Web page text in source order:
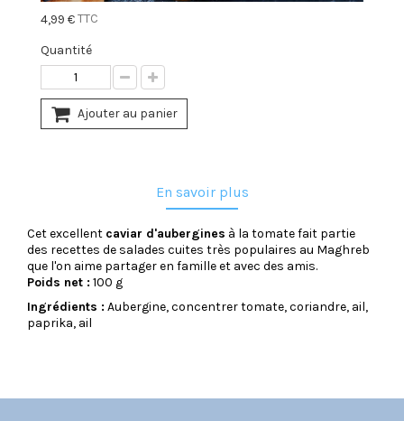
4,99 €TTC
Quantité
Ajouter au panier
En savoir plus
Cet excellent caviar d'aubergines à la tomate fait partie
des recettes de salades cuites très populaires au Maghreb
que l'on aime partager en famille et avec des amis.
Poids net : 100 g
Ingrédients : Aubergine, concentrer tomate, coriandre, ail,
paprika, ail